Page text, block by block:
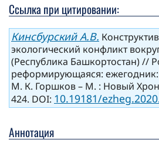
Ссылка при цитировании:
Кинсбурский А.В.
экологический конфликт
(Республика Башкортостан) //
реформирующаяся: ежегодник:
М. К. Горшков – М. : Новый
424. DOI: 10.19181/
Аннотация